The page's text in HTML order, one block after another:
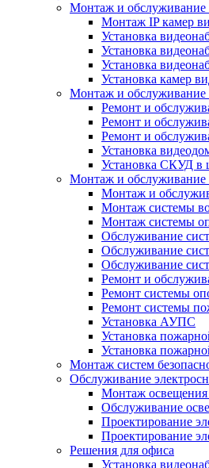
Монтаж и обслуживание
Монтаж IP камер
Установка
Установка
Установка
Установка камер
Монтаж и обслуживание
Ремонт и
Ремонт и
Ремонт и
Установка
Установка СКУД в
Монтаж и обслуживание
Монтаж и
Монтаж системы
Монтаж системы
Обслуживание
Обслуживание
Обслуживание
Ремонт и
Ремонт системы
Ремонт системы
Установка АУПС
Установка
Установка
Монтаж систем
Обслуживание
Монтаж освещения
Обслуживание
Проектирование
Проектирование
Решения для офиса
Установка